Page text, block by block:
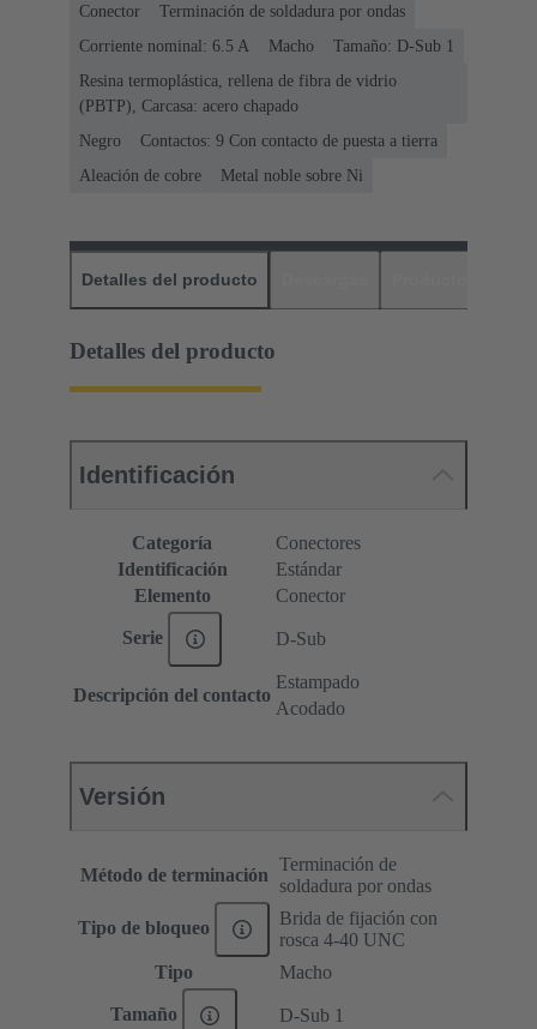
Conector
Terminación de soldadura por ondas
Corriente nominal: ‌6.5 A
Macho
Tamaño: D-Sub 1
Resina termoplástica, rellena de fibra de vidrio
(PBTP), Carcasa: acero chapado
Negro
Contactos: 9 Con contacto de puesta a tierra
Aleación de cobre
Metal noble sobre Ni
Detalles del producto
Detalles del producto
Identificación
Categoría
Conectores
Identificación
Estándar
Elemento
Conector
Serie D-Sub
Descripción del contacto
Estampado
Acodado
Versión
Método de terminación
Terminación de
soldadura por ondas
Tipo de bloqueo
Brida de fijación con
rosca 4-40 UNC
Tipo
Macho
Tamaño D-Sub 1